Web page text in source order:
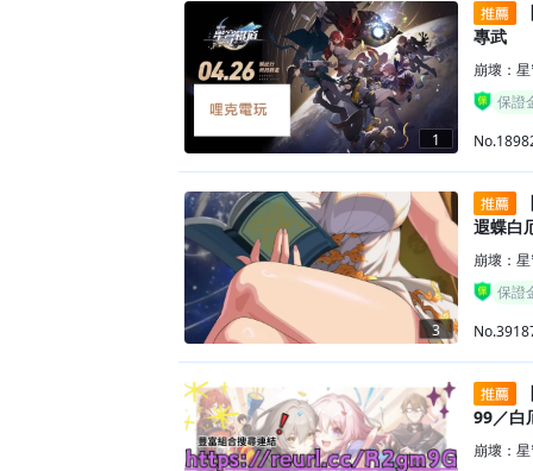
1
專武
崩壞：
保證
3
遐蝶白
崩壞：
保證
99／白
崩壞：